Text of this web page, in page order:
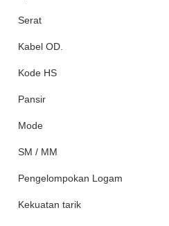
Serat
Kabel OD.
Kode HS
Pansir
Mode
SM / MM
Pengelompokan Logam
Kekuatan tarik